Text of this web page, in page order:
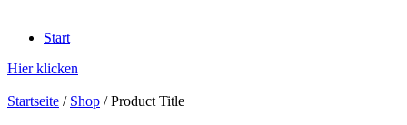
Start
Hier klicken
Startseite / Shop / Product Title